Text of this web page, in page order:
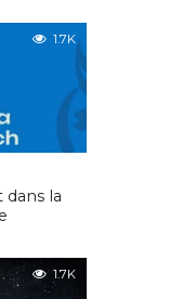
1.7K
dans la
1.7K